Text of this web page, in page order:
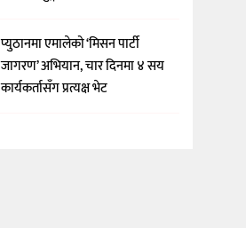
प्युठानमा एमालेको ‘मिसन पार्टी
जागरण’ अभियान, चार दिनमा ४ सय
कार्यकर्तासँग प्रत्यक्ष भेट